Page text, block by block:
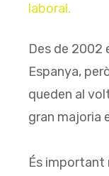
laboral.
Des de 2002
Espanya,
queden al
gran majoria
És important